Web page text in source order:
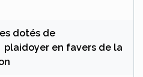
dotés de
plaidoyer en favers de la